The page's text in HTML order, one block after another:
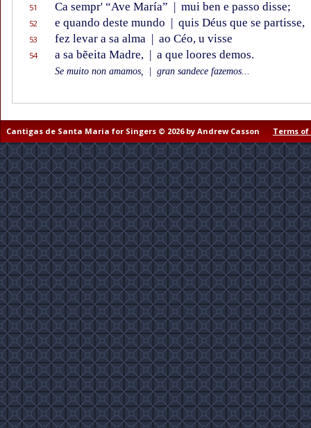
51 Ca sempr' “Ave María” | mui ben e passo disse;
52 e quando deste mundo | quis Déus que se partisse,
53 fez levar a sa alma | ao Céo, u visse
54 a sa bẽeita Madre, | a que loores demos.
Se muito non amamos, gran sandece fazemos...
Cantigas de Santa Maria for Singers © 2026 by Andrew Casson Terms of